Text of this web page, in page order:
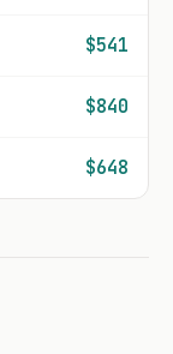
$541
$840
$648